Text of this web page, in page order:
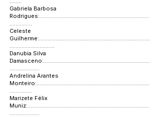
Gabriela Barbosa
Rodrigues:.........................................................................
...............
Celeste
Guilherme:..........................................................................
..............................
Danubia Silva
Damasceno:.......................................................................
....................
Andrelina Arantes
Monteiro:...........................................................................
...............
Marizete Félix
Muniz:.................................................................................
....................